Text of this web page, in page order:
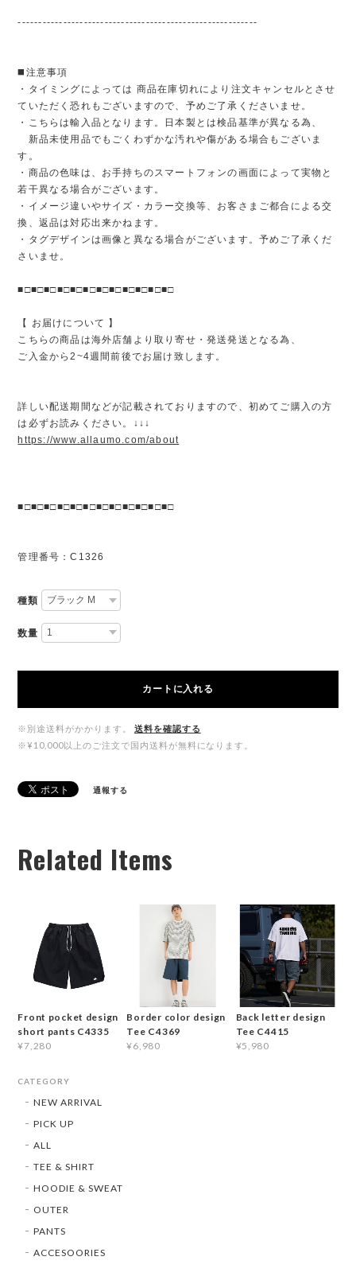
----------------------------------------------------------
◼️注意事項
・タイミングによっては 商品在庫切れにより注文キャンセルとさせ
ていただく恐れもございますので、予めご了承くださいませ。
・こちらは輸入品となります。日本製とは検品基準が異なる為、
新品未使用品でもごくわずかな汚れや傷がある場合もございま
す。
・商品の色味は、お手持ちのスマートフォンの画面によって実物と
若干異なる場合がございます。
・イメージ違いやサイズ・カラー交換等、お客さまご都合による交
換、返品は対応出来かねます。
・タグデザインは画像と異なる場合がございます。予めご了承くだ
さいませ。
■□■□■□■□■□■□■□■□■□■□■□■□
【 お届けについて 】
こちらの商品は海外店舗より取り寄せ・発送発送となる為、
ご入金から2~4週間前後でお届け致します。
詳しい配送期間などが記載されておりますので、初めてご購入の方
は必ずお読みください。↓↓↓
https://www.allaumo.com/about
■□■□■□■□■□■□■□■□■□■□■□■□
管理番号：C1326
種類
数量
カートに入れる
※別途送料がかかります。
送料を確認する
※¥10,000以上のご注文で国内送料が無料になります。
通報する
Related Items
Front pocket design
short pants C4335
¥7,280
Border color design
Tee C4369
¥6,980
Back letter design
Tee C4415
¥5,980
CATEGORY
NEW ARRIVAL
PICK UP
ALL
TEE & SHIRT
HOODIE & SWEAT
OUTER
PANTS
ACCESOORIES